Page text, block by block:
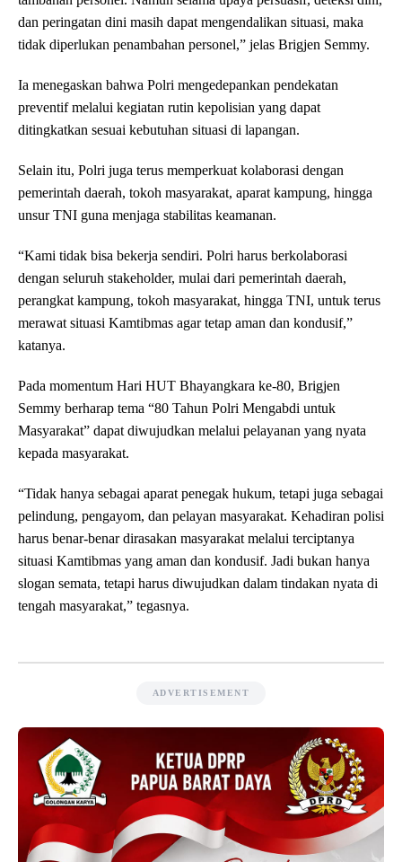
dan peringatan dini masih dapat mengendalikan situasi, maka
tidak diperlukan penambahan personel,” jelas Brigjen Semmy.
Ia menegaskan bahwa Polri mengedepankan pendekatan
preventif melalui kegiatan rutin kepolisian yang dapat
ditingkatkan sesuai kebutuhan situasi di lapangan.
Selain itu, Polri juga terus memperkuat kolaborasi dengan
pemerintah daerah, tokoh masyarakat, aparat kampung, hingga
unsur TNI guna menjaga stabilitas keamanan.
“Kami tidak bisa bekerja sendiri. Polri harus berkolaborasi
dengan seluruh stakeholder, mulai dari pemerintah daerah,
perangkat kampung, tokoh masyarakat, hingga TNI, untuk terus
merawat situasi Kamtibmas agar tetap aman dan kondusif,”
katanya.
Pada momentum Hari HUT Bhayangkara ke-80, Brigjen
Semmy berharap tema “80 Tahun Polri Mengabdi untuk
Masyarakat” dapat diwujudkan melalui pelayanan yang nyata
kepada masyarakat.
“Tidak hanya sebagai aparat penegak hukum, tetapi juga sebagai
pelindung, pengayom, dan pelayan masyarakat. Kehadiran polisi
harus benar-benar dirasakan masyarakat melalui terciptanya
situasi Kamtibmas yang aman dan kondusif. Jadi bukan hanya
slogan semata, tetapi harus diwujudkan dalam tindakan nyata di
tengah masyarakat,” tegasnya.
ADVERTISEMENT